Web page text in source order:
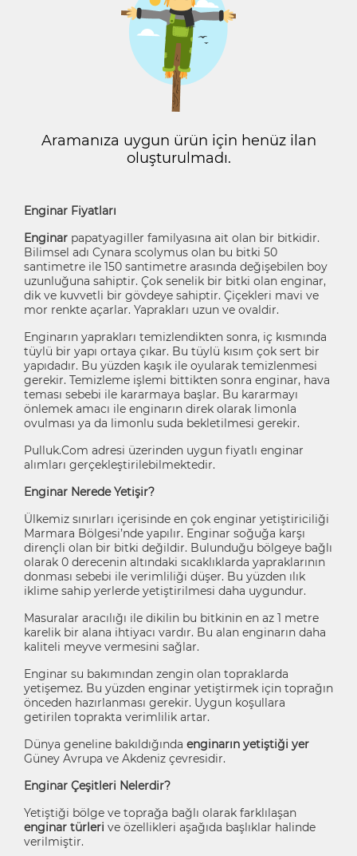
Aramanıza uygun ürün için henüz ilan
oluşturulmadı.
Enginar Fiyatları
Enginar papatyagiller familyasına ait olan bir bitkidir.
Bilimsel adı Cynara scolymus olan bu bitki 50
santimetre ile 150 santimetre arasında değişebilen boy
uzunluğuna sahiptir. Çok senelik bir bitki olan enginar,
dik ve kuvvetli bir gövdeye sahiptir. Çiçekleri mavi ve
mor renkte açarlar. Yaprakları uzun ve ovaldir.
Enginarın yaprakları temizlendikten sonra, iç kısmında
tüylü bir yapı ortaya çıkar. Bu tüylü kısım çok sert bir
yapıdadır. Bu yüzden kaşık ile oyularak temizlenmesi
gerekir. Temizleme işlemi bittikten sonra enginar, hava
teması sebebi ile kararmaya başlar. Bu kararmayı
önlemek amacı ile enginarın direk olarak limonla
ovulması ya da limonlu suda bekletilmesi gerekir.
Pulluk.Com adresi üzerinden uygun fiyatlı enginar
alımları gerçekleştirilebilmektedir.
Enginar Nerede Yetişir?
Ülkemiz sınırları içerisinde en çok enginar yetiştiriciliği
Marmara Bölgesi’nde yapılır. Enginar soğuğa karşı
dirençli olan bir bitki değildir. Bulunduğu bölgeye bağlı
olarak 0 derecenin altındaki sıcaklıklarda yapraklarının
donması sebebi ile verimliliği düşer. Bu yüzden ılık
iklime sahip yerlerde yetiştirilmesi daha uygundur.
Masuralar aracılığı ile dikilin bu bitkinin en az 1 metre
karelik bir alana ihtiyacı vardır. Bu alan enginarın daha
kaliteli meyve vermesini sağlar.
Enginar su bakımından zengin olan topraklarda
yetişemez. Bu yüzden enginar yetiştirmek için toprağın
önceden hazırlanması gerekir. Uygun koşullara
getirilen toprakta verimlilik artar.
Dünya geneline bakıldığında enginarın yetiştiği yer
Güney Avrupa ve Akdeniz çevresidir.
Enginar Çeşitleri Nelerdir?
Yetiştiği bölge ve toprağa bağlı olarak farklılaşan
enginar türleri ve özellikleri aşağıda başlıklar halinde
verilmiştir.